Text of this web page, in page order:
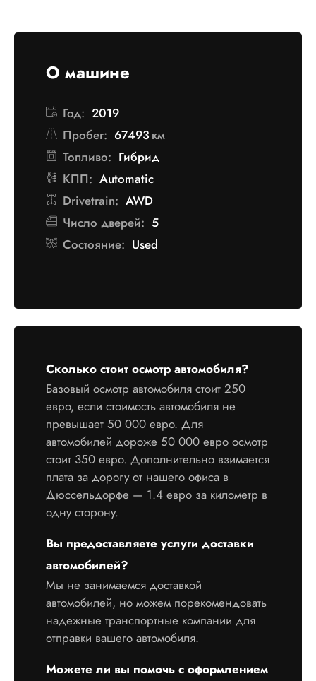
О машине
Год: 2019
Пробег: 67493 км
Топливо: Гибрид
КПП: Automatic
Drivetrain: AWD
Число дверей: 5
Состояние: Used
Сколько стоит осмотр автомобиля?
Базовый осмотр автомобиля стоит 250
евро, если стоимость автомобиля не
превышает 50 000 евро. Для
автомобилей дороже 50 000 евро осмотр
стоит 350 евро. Дополнительно взимается
плата за дорогу от нашего офиса в
Дюссельдорфе — 1.4 евро за километр в
одну сторону.
Вы предоставляете услуги доставки
автомобилей?
Мы не занимаемся доставкой
автомобилей, но можем порекомендовать
надежные транспортные компании для
отправки вашего автомобиля.
Можете ли вы помочь с оформлением